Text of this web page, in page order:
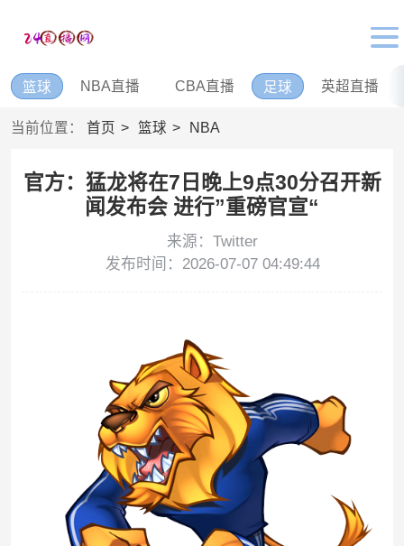
篮球 NBA直播 CBA直播 足球 英超直播
当前位置： 首页 篮球 NBA
官方：猛龙将在7日晚上9点30分召开新
闻发布会 进行”重磅官宣“
来源：Twitter
发布时间：2026-07-07 04:49:44